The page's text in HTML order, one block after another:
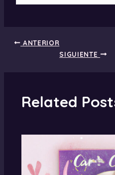
ANTERIOR
SIGUIENTE
Related